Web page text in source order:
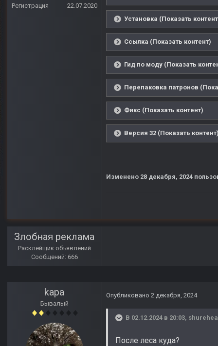
Регистрация
22.07.2020
Установка (Показать
Ссылка (Показать контент)
Гид по моду (Показать
Перепаковка патронов
Фикс (Показать контент)
Версия 32 (Показать
Изменено 28 декабря, 2024
Злобная реклама
Расклейщик объявлений
Сообщений: 666
kapa
Бывалый
Опубликовано 2 декабря, 2024
В 02.12.2024 в 20:03,
После леса куда?